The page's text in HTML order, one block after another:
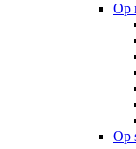
Op
Op